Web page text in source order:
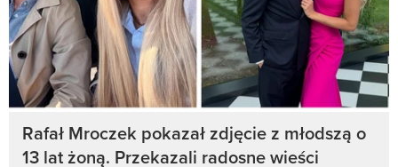
Rafał Mroczek pokazał zdjęcie z młodszą o
13 lat żoną. Przekazali radosne wieści